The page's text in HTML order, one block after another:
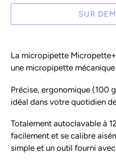
SUR
d'un
produit
votre
panier
La micropipette
une micropipette
Précise, ergonomique (100
idéal dans votre quotidien
Totalement autoclavable à
facilement et se calibre
simple et un outil fourni